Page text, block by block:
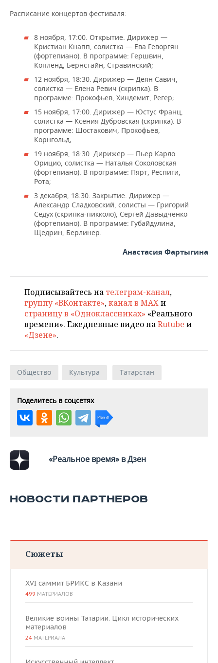
ВОДНЫЕ ВИДЫ СПОРТА
ХОККЕЙ С МЯЧОМ
ОБРАЗОВАНИЕ
ПРОИСШЕСТВИЯ
Расписание концертов фестиваля:
8 ноября, 17:00. Открытие. Дирижер —
Кристиан Кнапп, солистка — Ева Геворгян
(фортепиано). В программе: Гершвин,
Копленд, Бернстайн, Стравинский;
12 ноября, 18:30. Дирижер — Деян Савич,
солистка — Елена Ревич (скрипка). В
программе: Прокофьев, Хиндемит, Регер;
15 ноября, 17:00. Дирижер — Юстус Франц,
солистка — Ксения Дубровская (скрипка). В
программе: Шостакович, Прокофьев,
Корнгольд;
19 ноября, 18:30. Дирижер — Пьер Карло
Орицио, солистка — Наталья Соколовская
(фортепиано). В программе: Пярт, Респиги,
Рота;
3 декабря, 18:30. Закрытие. Дирижер —
Александр Сладковский, солисты — Григорий
Седух (скрипка-пикколо), Сергей Давыдченко
(фортепиано). В программе: Губайдулина,
Щедрин, Берлинер.
Анастасия Фартыгина
Подписывайтесь на телеграм-канал,
группу «ВКонтакте»,канал в MAXи
страницу в «Одноклассниках» «Реального
времени». Ежедневные видео наRutube и
«Дзене».
Общество Культура Татарстан
Поделитесь в соцсетях
«Реальное время» в Дзен
НОВОСТИ ПАРТНЕРОВ
Сюжеты
XVI саммит БРИКС в Казани
499 МАТЕРИАЛОВ
Великие воины Татарии. Цикл исторических
материалов
24 МАТЕРИАЛА